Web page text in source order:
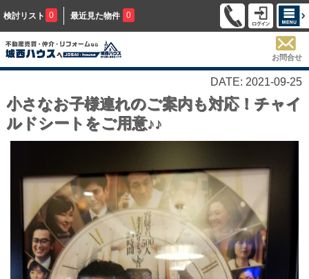
検討リスト 0 最近見た物件 0
お問合せ
DATE: 2021-09-25
小さなお子様連れのご案内も対応！チャイ
ルドシートをご用意♪♪